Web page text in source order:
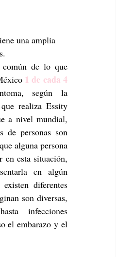
una amplia
común de lo que
1 de cada 4
según la
realiza Essity
a nivel mundial,
de personas son
alguna persona
en esta situación,
en algún
diferentes
son diversas,
infecciones
el embarazo y el